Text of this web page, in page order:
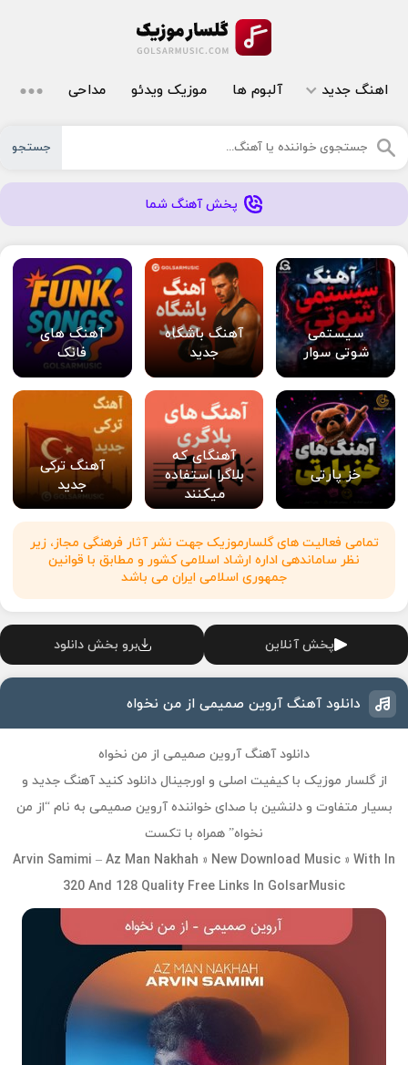
اهنگ جدید آلبوم ها موزیک ویدئو مداحی
جستجو
پخش آهنگ شما
سیستمی
شوتی سوار
آهنگ باشگاه
جدید
آهنگ های
فانک
خز پارتی
آهنگای که
بلاگرا استفاده
میکنند
آهنگ ترکی
جدید
تمامی فعالیت های گلسارموزیک جهت نشر آثار فرهنگی مجاز، زیر
نظر ساماندهی اداره ارشاد اسلامی کشور و مطابق با قوانین
جمهوری اسلامی ایران می باشد
پخش آنلاین برو بخش دانلود
دانلود آهنگ آروین صمیمی از من نخواه
دانلود آهنگ آروین صمیمی از من نخواه
از گلسار موزیک با کیفیت اصلی و اورجینال دانلود کنید آهنگ جدید و
بسیار متفاوت و دلنشین با صدای خواننده آروین صمیمی به نام “از من
نخواه” همراه با تکست
Arvin Samimi – Az Man Nakhah » New Download Music » With In
320 And 128 Quality Free Links In GolsarMusic